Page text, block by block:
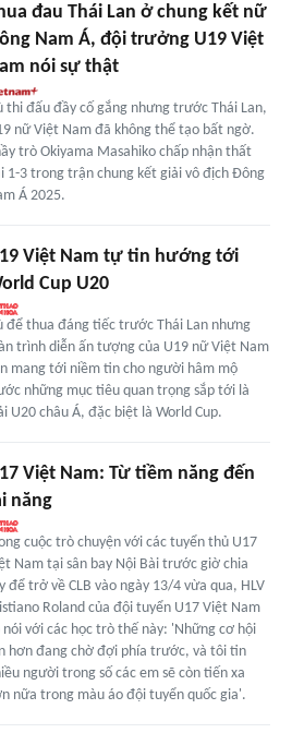
đau Thái Lan ở chung kết nữ
Nam Á, đội trưởng U19 Việt
nói sự thật
thi đấu đầy cố gắng nhưng trước Thái Lan,
nữ Việt Nam đã không thể tạo bất ngờ.
trò Okiyama Masahiko chấp nhận thất
1-3 trong trận chung kết giải vô địch Đông
Á 2025.
Việt Nam tự tin hướng tới
Cup U20
để thua đáng tiếc trước Thái Lan nhưng
trình diễn ấn tượng của U19 nữ Việt Nam
mang tới niềm tin cho người hâm mộ
những mục tiêu quan trọng sắp tới là
U20 châu Á, đặc biệt là World Cup.
Việt Nam: Từ tiềm năng đến
năng
cuộc trò chuyện với các tuyển thủ U17
Nam tại sân bay Nội Bài trước giờ chia
để trở về CLB vào ngày 13/4 vừa qua, HLV
Roland của đội tuyển U17 Việt Nam
nói với các học trò thế này: 'Những cơ hội
hơn đang chờ đợi phía trước, và tôi tin
người trong số các em sẽ còn tiến xa
nữa trong màu áo đội tuyển quốc gia'.